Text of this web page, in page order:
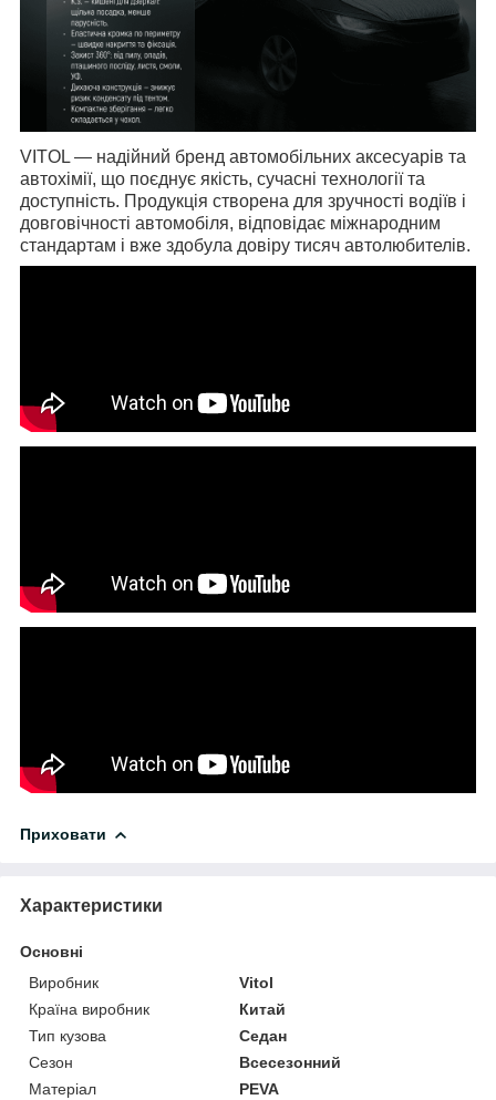
VITOL — надійний бренд автомобільних аксесуарів та
автохімії, що поєднує якість, сучасні технології та
доступність. Продукція створена для зручності водіїв і
довговічності автомобіля, відповідає міжнародним
стандартам і вже здобула довіру тисяч автолюбителів.
Приховати
Характеристики
Основні
Виробник
Vitol
Країна виробник
Китай
Тип кузова
Седан
Сезон
Всесезонний
Матеріал
PEVA